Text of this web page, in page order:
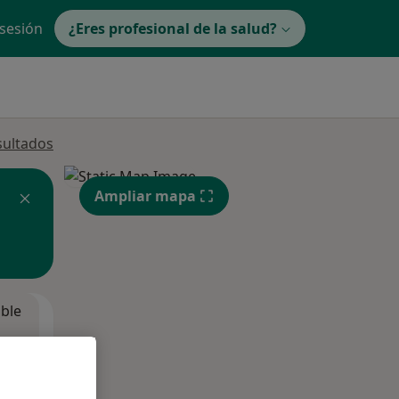
¿Eres profesional de la salud?
Ampliar mapa